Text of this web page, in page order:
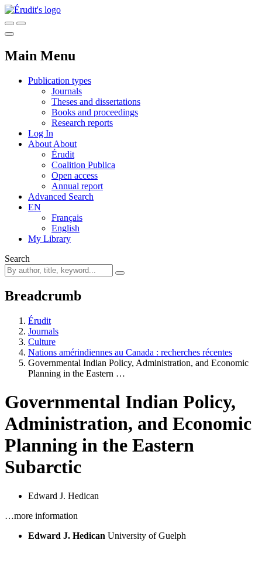
Main Menu
Publication types
Journals
Theses and dissertations
Books and proceedings
Research reports
Log In
About About
Érudit
Coalition Publica
Open access
Annual report
Advanced Search
EN
Français
English
My Library
Search
Breadcrumb
Érudit
Journals
Culture
Nations amérindiennes au Canada : recherches récentes
Governmental Indian Policy, Administration, and Economic
Planning in the Eastern …
Governmental Indian Policy,
Administration, and Economic
Planning in the Eastern
Subarctic
Edward J. Hedican
…more information
Edward J. Hedican University of Guelph